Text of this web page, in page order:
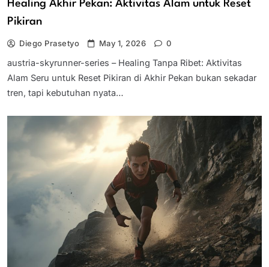
Healing Akhir Pekan: Aktivitas Alam untuk Reset
Pikiran
Diego Prasetyo May 1, 2026 0
austria-skyrunner-series – Healing Tanpa Ribet: Aktivitas
Alam Seru untuk Reset Pikiran di Akhir Pekan bukan sekadar
tren, tapi kebutuhan nyata…